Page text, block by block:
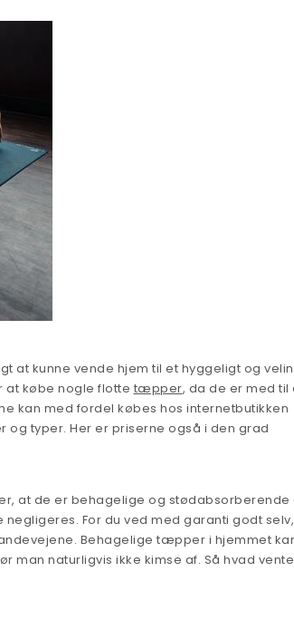
at kunne vende hjem til et hyggeligt og
at købe nogle flotte tæpper, da de er med til
kan med fordel købes hos internetbutikken
typer. Her er priserne også i den grad
at de er behagelige og stødabsorberende
For du ved med garanti godt
Behagelige tæpper i hjemmet
man naturligvis ikke kimse af. Så hvad